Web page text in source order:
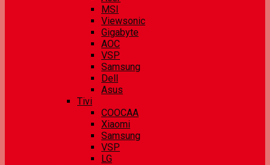
MSI
Viewsonic
Gigabyte
AOC
VSP
Samsung
Dell
Asus
Tivi
COOCAA
Xiaomi
Samsung
VSP
LG